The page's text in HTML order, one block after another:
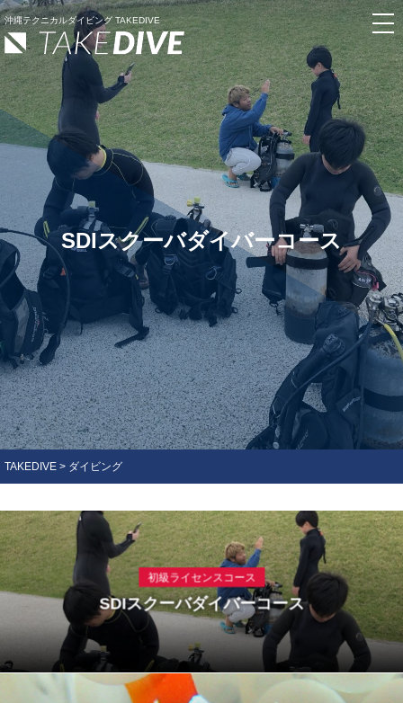
沖縄テクニカルダイビング TAKEDIVE
SDIスクーバダイバーコース
TAKEDIVE > ダイビング
初級ライセンスコース
SDIスクーバダイバーコース